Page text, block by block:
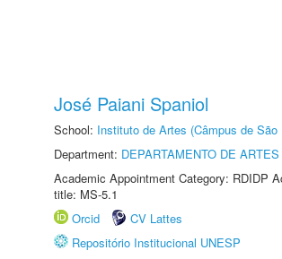
José Paiani Spaniol
School: Instituto de Artes (Câmpus de São
Department: DEPARTAMENTO DE
Academic Appointment Category: RDIDP
title: MS-5.1
Orcid
CV Lattes
Repositório Institucional UNESP